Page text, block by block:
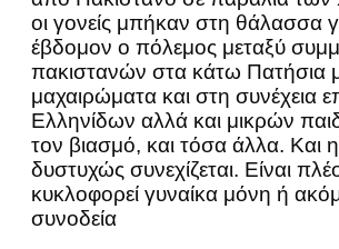
οι γονείς μπήκαν στη θάλασσα
έβδομον ο πόλεμος μεταξύ
πακιστανών στα κάτω Πατήσια
μαχαιρώματα και στη συνέχεια
Ελληνίδων αλλά και μικρών
τον βιασμό, και τόσα άλλα. Και
δυστυχώς συνεχίζεται. Είναι
κυκλοφορεί γυναίκα μόνη ή
συνοδεία